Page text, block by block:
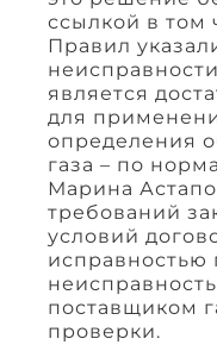
ссылкой в том
Правил
является
для
определения
газа – по
Марина
требований
условий
исправностью
поставщиком
проверки.